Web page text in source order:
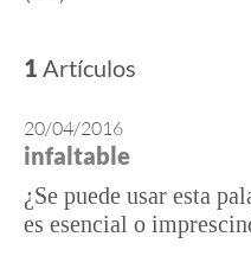
1 Artículos
20/04/2016
infaltable
¿Se puede usar esta
es esencial o